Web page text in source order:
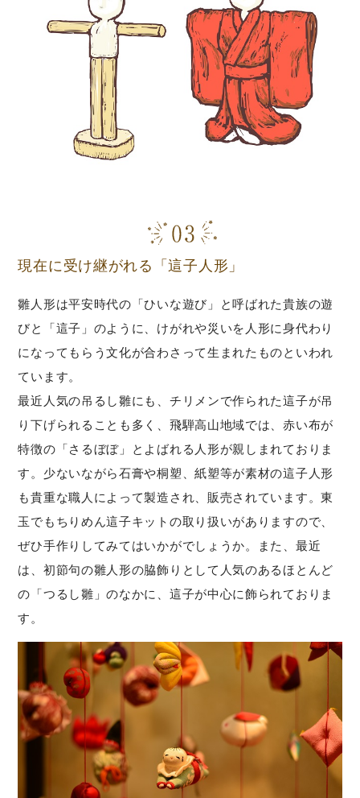
現在に受け継がれる「這子人形」
雛人形は平安時代の「ひいな遊び」と呼ばれた貴族の遊
びと「這子」のように、けがれや災いを人形に身代わり
になってもらう文化が合わさって生まれたものといわれ
ています。
最近人気の吊るし雛にも、チリメンで作られた這子が吊
り下げられることも多く、飛騨高山地域では、赤い布が
特徴の「さるぼぼ」とよばれる人形が親しまれておりま
す。少ないながら石膏や桐塑、紙塑等が素材の這子人形
も貴重な職人によって製造され、販売されています。東
玉でもちりめん這子キットの取り扱いがありますので、
ぜひ手作りしてみてはいかがでしょうか。また、最近
は、初節句の雛人形の脇飾りとして人気のあるほとんど
の「つるし雛」のなかに、這子が中心に飾られておりま
す。